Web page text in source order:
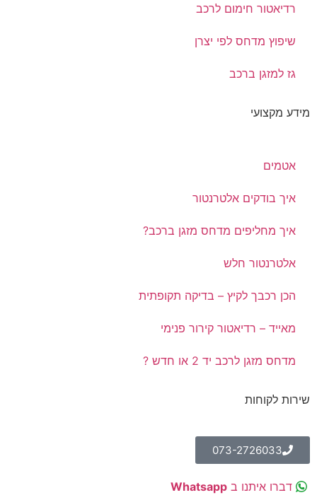
רדיאטור חימום לרכב
שיפוץ מדחס לפי יצרן
גז למזגן ברכב
מידע מקצועי
אטמים
איך בודקים אלטרנטור
איך מחליפים מדחס מזגן ברכב?
אלטרנטור חלש
הכן רכבך לקיץ – בדיקה תקופתית
מאייד – רדיאטור קירור פנימי
מדחס מזגן לרכב יד 2 או חדש ?
שירות לקוחות
073-2726033
דברו איתנו בWhatsapp